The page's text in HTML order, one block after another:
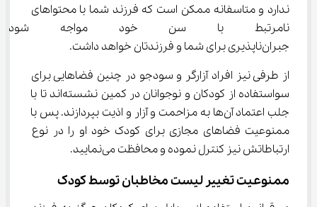
ندارد و متاسفانه ممکن است که فرزند شما با محتواهای
نامرتبط با سن خود مواجه
جبران‌ناپذیری برای شما و فرزندتان خواهد داشت.
از طرفی نیز افراد آزارگر و سودجو در چنین فضاهایی برای
سواستفاده از کودکان و نوجوانان در کمین نشسته‌اند تا با
جلب اعتماد آن‌ها به مزاحمت و آزار و اذیت بپردازند. پس با
ممنوعیت فضاهای مجازی برای کودک خود او را در نوع
ارتباطاتش نیز کنترل نموده و محافظت می‌نمایید.
ممنوعیت تغییر لیست مخاطبان توسط کودک